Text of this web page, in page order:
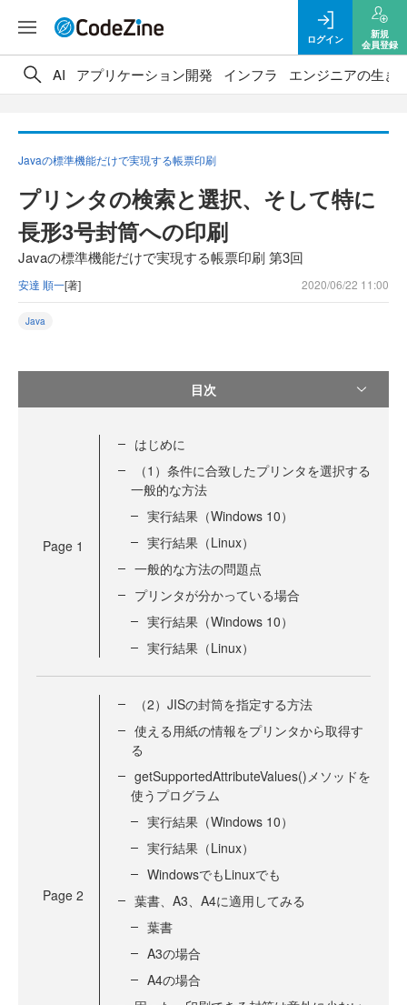
ログイン
新規
会員登録
AI アプリケーション開発 インフラ エンジニアの生き
Javaの標準機能だけで実現する帳票印刷
プリンタの検索と選択、そして特に
長形3号封筒への印刷
Javaの標準機能だけで実現する帳票印刷 第3回
安達 順一[著] 2020/06/22 11:00
Java
目次
Page 1
はじめに
（1）条件に合致したプリンタを選択する
一般的な方法
実行結果（Windows 10）
実行結果（Linux）
一般的な方法の問題点
プリンタが分かっている場合
実行結果（Windows 10）
実行結果（Linux）
Page 2
（2）JISの封筒を指定する方法
使える用紙の情報をプリンタから取得す
る
getSupportedAttributeValues()メソッドを
使うプログラム
実行結果（Windows 10）
実行結果（Linux）
WindowsでもLinuxでも
葉書、A3、A4に適用してみる
葉書
A3の場合
A4の場合